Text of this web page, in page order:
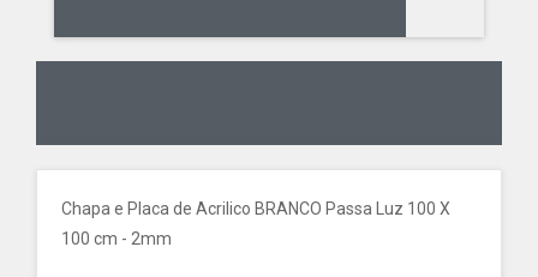
Chapa e Placa de Acrilico BRANCO Passa Luz 100 X
100 cm - 2mm